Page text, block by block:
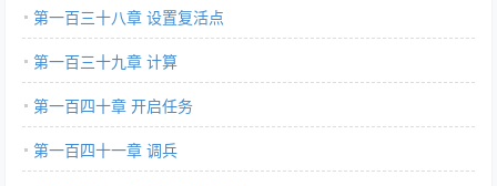
第一百三十八章 设置复活点
第一百三十九章 计算
第一百四十章 开启任务
第一百四十一章 调兵